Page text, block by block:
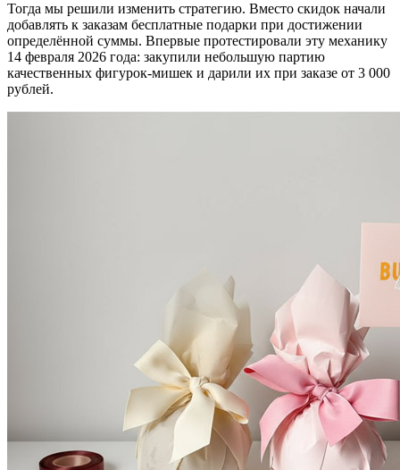
Тогда мы решили изменить стратегию. Вместо скидок начали
добавлять к заказам бесплатные подарки при достижении
определённой суммы. Впервые протестировали эту механику
14 февраля 2026 года: закупили небольшую партию
качественных фигурок-мишек и дарили их при заказе от 3 000
рублей.